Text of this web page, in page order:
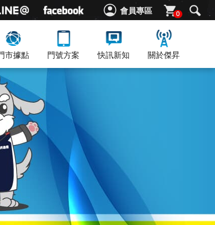
會員專區 0
市據點 門號方案 快訊新知 關於傑昇